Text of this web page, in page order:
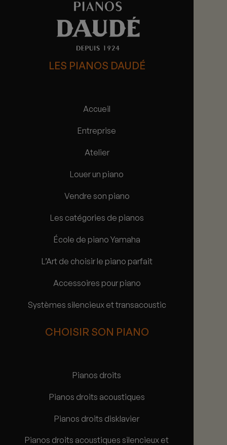
LES PIANOS DAUDÉ
Accueil
Entreprise
Atelier
Louer un piano
Vendre son piano
Les catégories de pianos
École de piano Yamaha
L’Art de choisir le piano parfait
Accessoires pour piano
Systèmes silencieux et transacoustic
CHOISIR SON PIANO
Pianos droits
Pianos droits acoustiques
Pianos droits disklavier
Pianos droits acoustiques silencieux et